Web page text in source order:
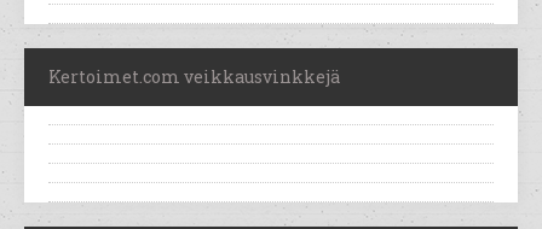
Kertoimet.com veikkausvinkkejä